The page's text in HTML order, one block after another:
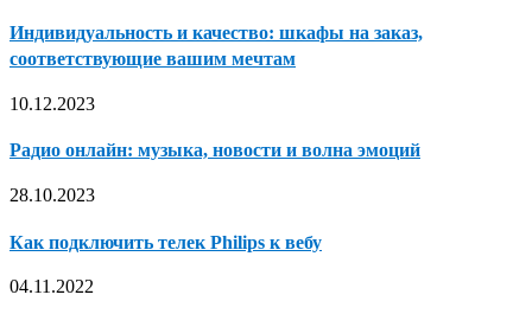
Индивидуальность и качество: шкафы на заказ,
соответствующие вашим мечтам
10.12.2023
Радио онлайн: музыка, новости и волна эмоций
28.10.2023
Как подключить телек Philips к вебу
04.11.2022